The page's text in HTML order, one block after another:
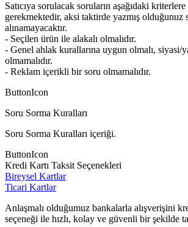
Satıcıya sorulacak soruların aşağıdaki
gerekmektedir, aksi taktirde yazmış olduğunuz
alınamayacaktır.
- Seçilen ürün ile alakalı olmalıdır.
- Genel ahlak kurallarına uygun olmalı, siyasi/
olmamalıdır.
- Reklam içerikli bir soru olmamalıdır.
ButtonIcon
Soru Sorma Kuralları
Soru Sorma Kuralları içeriği.
ButtonIcon
Kredi Kartı Taksit Seçenekleri
Bireysel Kartlar
Ticari Kartlar
Anlaşmalı olduğumuz bankalarla alışverişini
seçeneği ile hızlı, kolay ve güvenli bir şekilde